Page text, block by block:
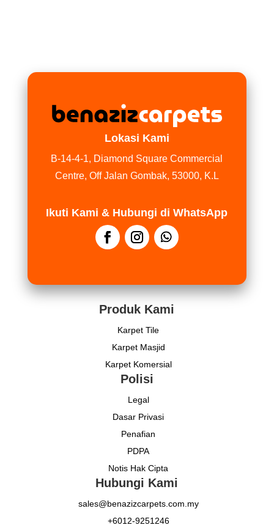
Lokasi Kami
B-14-4-1, Diamond Square Commercial
Centre, Off Jalan Gombak, 53000, K.L
Ikuti Kami & Hubungi di WhatsApp
Produk Kami
Karpet Tile
Karpet Masjid
Karpet Komersial
Polisi
Legal
Dasar Privasi
Penafian
PDPA
Notis Hak Cipta
Hubungi Kami
sales@benazizcarpets.com.my
+6012-9251246